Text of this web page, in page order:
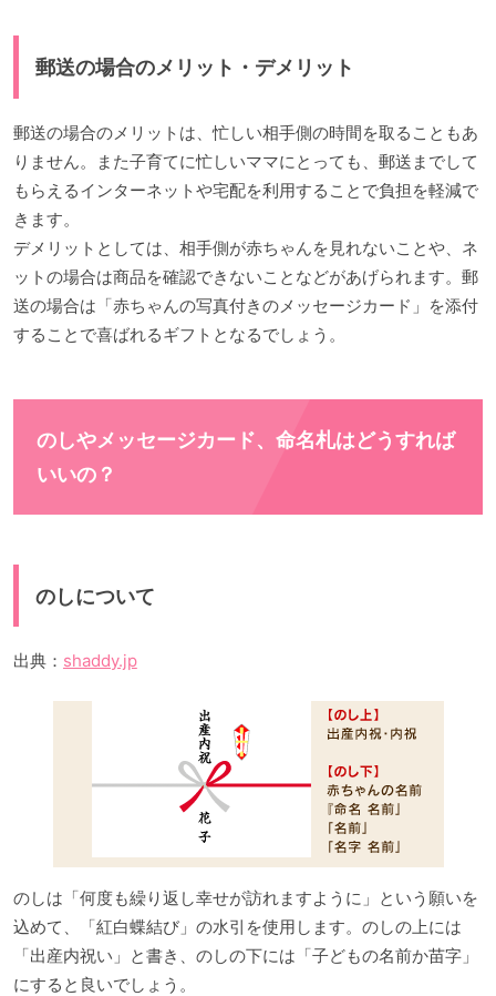
郵送の場合のメリット・デメリット
郵送の場合のメリットは、忙しい相手側の時間を取ることもあ
りません。また子育てに忙しいママにとっても、郵送までして
もらえるインターネットや宅配を利用することで負担を軽減で
きます。
デメリットとしては、相手側が赤ちゃんを見れないことや、ネ
ットの場合は商品を確認できないことなどがあげられます。郵
送の場合は「赤ちゃんの写真付きのメッセージカード」を添付
することで喜ばれるギフトとなるでしょう。
のしやメッセージカード、命名札はどうすれば
いいの？
のしについて
出典： shaddy.jp
のしは「何度も繰り返し幸せが訪れますように」という願いを
込めて、「紅白蝶結び」の水引を使用します。のしの上には
「出産内祝い」と書き、のしの下には「子どもの名前か苗字」
にすると良いでしょう。